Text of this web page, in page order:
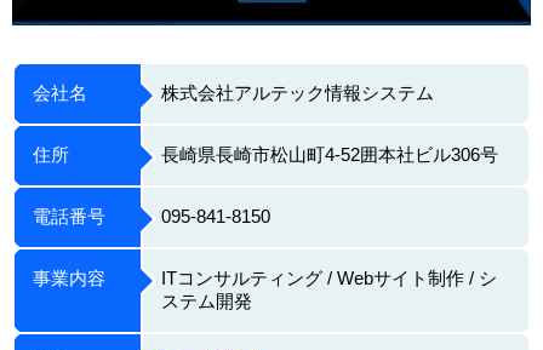
会社名 株式会社アルテック情報システム
住所 長崎県長崎市松山町4-52囲本社ビル306号
電話番号 095-841-8150
事業内容
ITコンサルティング / Webサイト制作 / シ
ステム開発